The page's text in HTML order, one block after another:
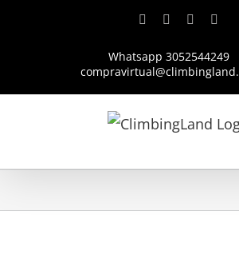
FacebookInstagramYouTube
Whatsapp 3052544249